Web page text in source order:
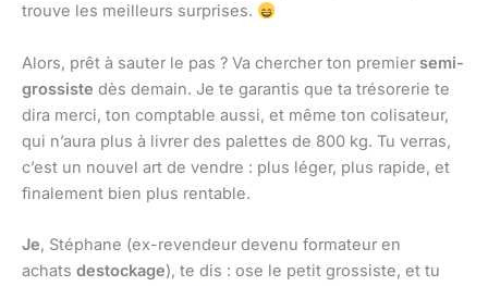
trouve les meilleurs surprises.
Alors, prêt à sauter le pas ? Va chercher ton premier semi-
grossiste dès demain. Je te garantis que ta trésorerie te
dira merci, ton comptable aussi, et même ton colisateur,
qui n’aura plus à livrer des palettes de 800 kg. Tu verras,
c’est un nouvel art de vendre : plus léger, plus rapide, et
finalement bien plus rentable.
Je, Stéphane (ex-revendeur devenu formateur en
achats destockage), te dis : ose le petit grossiste, et tu